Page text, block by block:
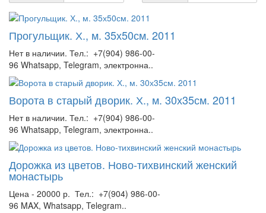
Прогульщик. Х., м. 35х50см. 2011
Нет в наличии. Тел.: +7(904) 986-00-
96 Whatsapp, Telegram, электронна..
Ворота в старый дворик. Х., м. 30х35см. 2011
Нет в наличии. Тел.: +7(904) 986-00-
96 Whatsapp, Telegram, электронна..
Дорожка из цветов. Ново-тихвинский женский
монастырь
Цена - 20000 р. Тел.: +7(904) 986-00-
96 MAX, Whatsapp, Telegram..